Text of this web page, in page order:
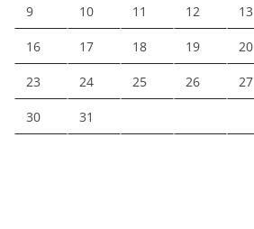
9 10 11 12 13
16 17 18 19 20
23 24 25 26 27
30 31